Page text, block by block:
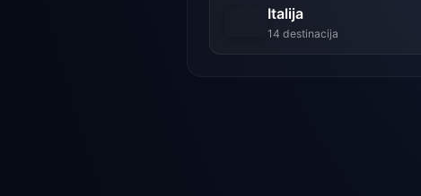
Italija
14 destinacija